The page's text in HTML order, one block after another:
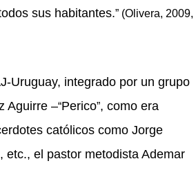
sus habitantes.” (Olivera, 2009,
Uruguay, integrado por un grupo
Aguirre –“Perico”, como era
católicos como Jorge
etc., el pastor metodista Ademar